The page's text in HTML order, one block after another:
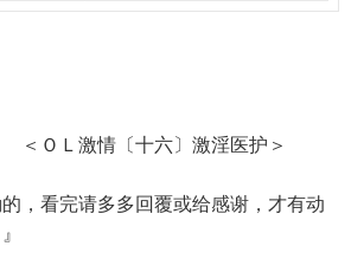
十六〕激淫医护＞
看完请多多回覆或给感谢，才有动